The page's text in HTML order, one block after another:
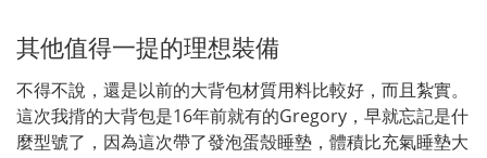
其他值得一提的理想裝備
不得不說，還是以前的大背包材質用料比較好，而且紮實。
這次我揹的大背包是16年前就有的Gregory，早就忘記是什
麼型號了，因為這次帶了發泡蛋殼睡墊，體積比充氣睡墊大